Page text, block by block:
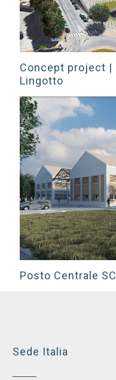
Concept project |
Lingotto
Posto Centrale
Sede Italia